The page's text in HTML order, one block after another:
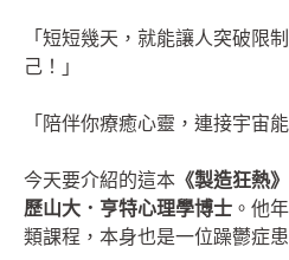
「短短幾天，就能讓人突破限
己！」
「陪伴你療癒心靈，連接宇宙能
今天要介紹的這本 《製造狂熱》
歷山大．亨特心理學博士 。他
類課程，本身也是一位躁鬱症患